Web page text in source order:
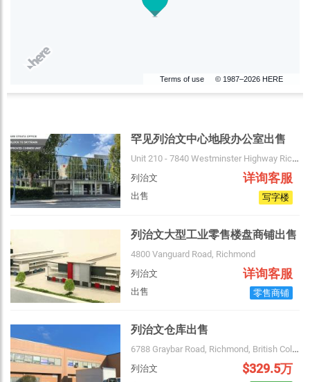
Terms of use © 1987–2026 HERE
罕见列治文中心地段办公室出售
Unit 210 - 7840 Westminster Highway Richmond, Bc
列治文 详询客服
出售 写字楼
列治文大型工业零售楼盘商铺出售
4800 Vanguard Road, Richmond
列治文
详询客服
出售 零售商铺
列治文仓库出售
6788 Graybar Road, Richmond, British Columbia, Canada
列治文 $329.5万